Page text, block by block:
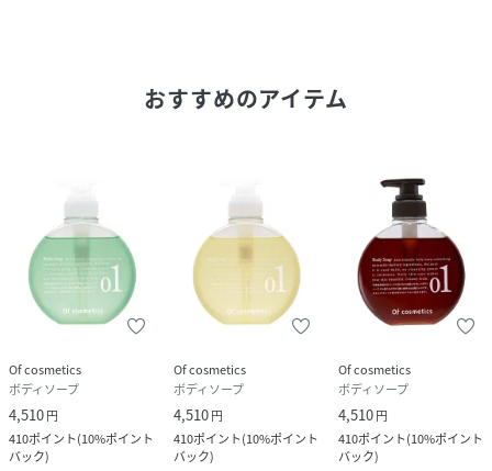
アルガニアスピノサ核油
ラベンダー油
オレンジ油
ポリクオタニウム-10
(ラウリル/ミリスチル)グリコールヒドロキシプロピルエーテ
クエン酸
クエン酸Na
BG
エタノール
おすすめのアイテム
Of cosmetics
ボディソープ
4,510円
410ポイント(10%ポイント
バック)
Of cosmetics
ボディソープ
4,510円
410ポイント(10%ポイント
バック)
Of cosmetics
ボディソープ
4,510円
410ポイント(10%ポイント
バック)